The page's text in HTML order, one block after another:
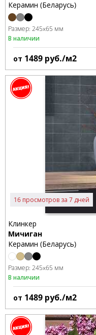
Керамин (Беларусь)
Размер: 245x65 мм
В наличии
от 1489 руб./м2
16 просмотров за 7 дней
Клинкер
Мичиган
Керамин (Беларусь)
Размер: 245x65 мм
В наличии
от 1489 руб./м2